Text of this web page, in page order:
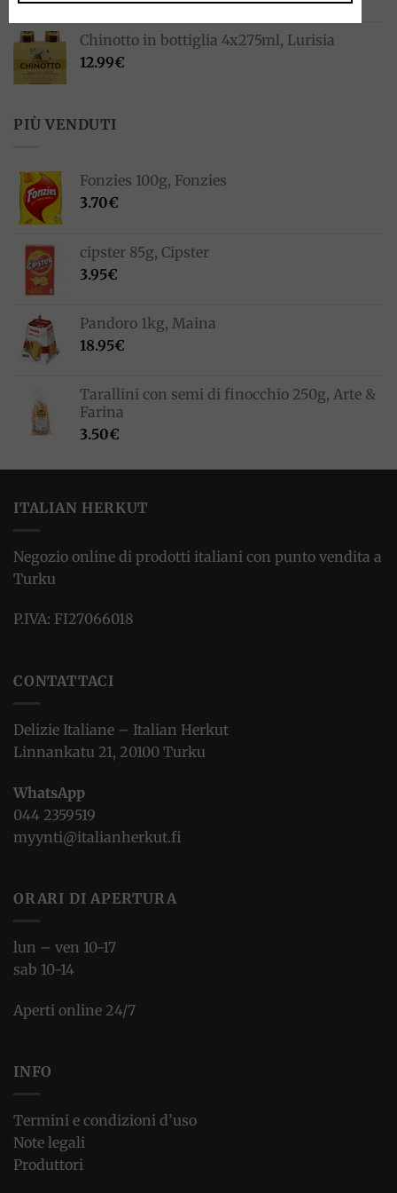
Chinotto in bottiglia 4x275ml, Lurisia
12.99€
PIÙ VENDUTI
Fonzies 100g, Fonzies
3.70€
cipster 85g, Cipster
3.95€
Pandoro 1kg, Maina
18.95€
Tarallini con semi di finocchio 250g, Arte &
Farina
3.50€
ITALIAN HERKUT
Negozio online di prodotti italiani con punto vendita a
Turku
P.IVA: FI27066018
CONTATTACI
Delizie Italiane – Italian Herkut
Linnankatu 21, 20100 Turku
WhatsApp
044 2359519
myynti@italianherkut.fi
ORARI DI APERTURA
lun – ven 10-17
sab 10-14
Aperti online 24/7
INFO
Termini e condizioni d’uso
Note legali
Produttori